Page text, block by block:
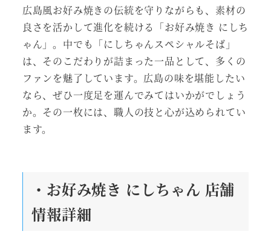
広島風お好み焼きの伝統を守りながらも、素材の
良さを活かして進化を続ける「お好み焼き にしち
ゃん」。中でも「にしちゃんスペシャルそば」
は、そのこだわりが詰まった一品として、多くの
ファンを魅了しています。広島の味を堪能したい
なら、ぜひ一度足を運んでみてはいかがでしょう
か。その一枚には、職人の技と心が込められてい
ます。
・お好み焼き にしちゃん 店舗
情報詳細